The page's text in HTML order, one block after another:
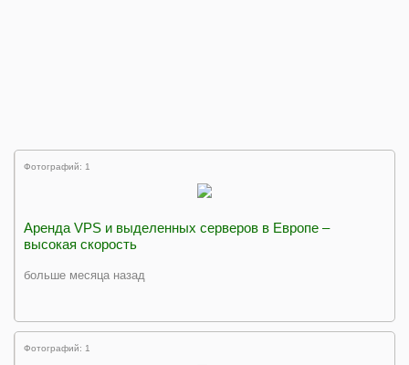
Фотографий: 1
Аренда VPS и выделенных серверов в Европе –
высокая скорость
больше месяца назад
Фотографий: 1